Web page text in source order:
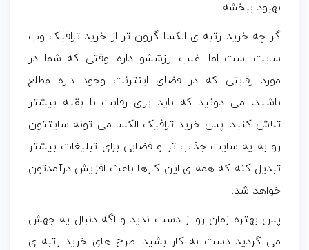
بهبود ببخشه.
گر چه خرید رتبه ی الکسا گرون تر از خرید ترافیک وب
سایت است اما اغلب ارزششو داره. وقتی که شما در
مورد رقابتی که در فضای اینترنت وجود داره مطلع
باشید، می دونید که باید برای رقابت با بقیه بیشتر
تلاش کنید. پس خرید ترافیک الکسا می تونه سایتتون
رو به یه سایت جذاب تر و فضایی برای تبلیغات بیشتر
تبدیل کنه که همه ی این کارها باعث افزایش درآمدتون
خواهد شد.
پس بهتره زمان رو از دست ندید و اگه دنبال یه جهش
می گردید دست به کار بشید. طرح های خرید رتبه ی